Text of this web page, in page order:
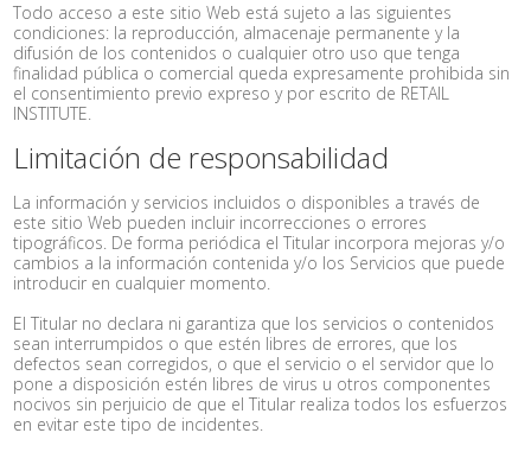
Todo acceso a este sitio Web está sujeto a las siguientes
condiciones: la reproducción, almacenaje permanente y la
difusión de los contenidos o cualquier otro uso que tenga
finalidad pública o comercial queda expresamente prohibida sin
el consentimiento previo expreso y por escrito de RETAIL
INSTITUTE.
Limitación de responsabilidad
La información y servicios incluidos o disponibles a través de
este sitio Web pueden incluir incorrecciones o errores
tipográficos. De forma periódica el Titular incorpora mejoras y/o
cambios a la información contenida y/o los Servicios que puede
introducir en cualquier momento.
El Titular no declara ni garantiza que los servicios o contenidos
sean interrumpidos o que estén libres de errores, que los
defectos sean corregidos, o que el servicio o el servidor que lo
pone a disposición estén libres de virus u otros componentes
nocivos sin perjuicio de que el Titular realiza todos los esfuerzos
en evitar este tipo de incidentes.